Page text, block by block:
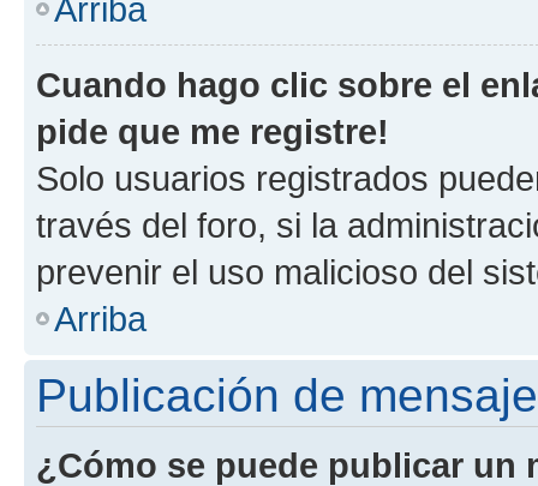
Arriba
Cuando hago clic sobre el
pide que me registre!
Solo usuarios registrados
través del foro, si la
prevenir el uso malicioso del
Arriba
Publicación de
¿Cómo se puede publicar un